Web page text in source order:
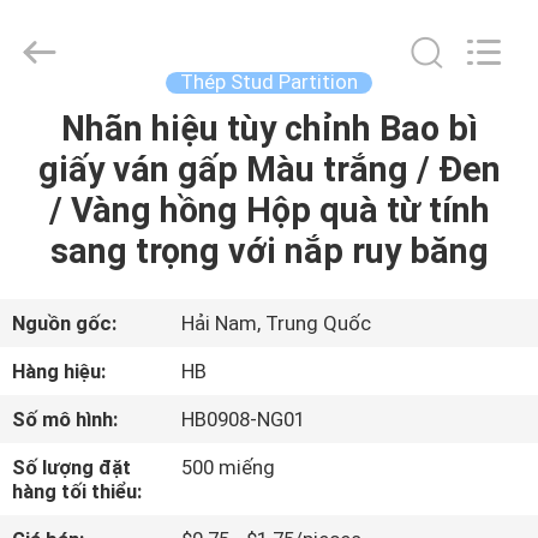
NHÀ
SẢN
PHẨM
VIDEO
TRÌNH
DIỄN
VR
Thép Stud Partition
Nhãn hiệu tùy chỉnh Bao bì
giấy ván gấp Màu trắng / Đen
/ Vàng hồng Hộp quà từ tính
sang trọng với nắp ruy băng
Nguồn gốc:
Hải Nam, Trung Quốc
Hàng hiệu:
HB
Số mô hình:
HB0908-NG01
Số lượng đặt
hàng tối thiểu:
500 miếng